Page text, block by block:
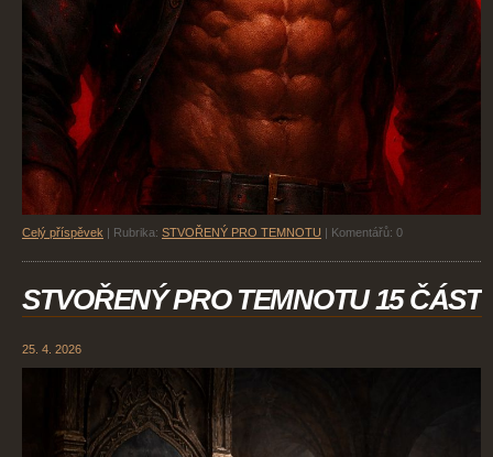
Celý příspěvek | Rubrika: STVOŘENÝ PRO TEMNOTU | Komentářů: 0
STVOŘENÝ PRO TEMNOTU 15 ČÁST
25. 4. 2026